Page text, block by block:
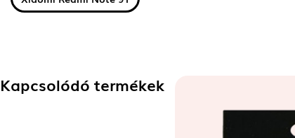
Kapcsolódó termékek